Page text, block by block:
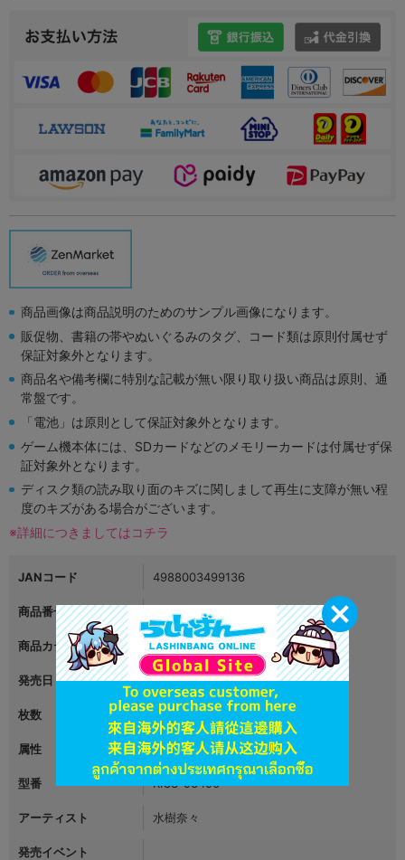
商品画像は商品説明のためのサンプル画像になります。
販促物、書籍の帯やぬいぐるみのタグ、コード類は原則付属せず
保証対象外となります。
商品名や備考欄に特別な記載が無い限り取り扱い商品は原則、通
常盤です。
「電池」は原則として保証対象外となります。
ゲーム機本体には、SDカードなどのメモリーカードは付属せず保
証対象外となります。
ディスク類の読み取り面のキズに関しまして再生に支障が無い程
度のキズがある場合がございます。
※詳細につきましてはコチラ
JANコード 4988003499136
商品番号 L02661880
商品カテゴリ 映像・音楽
発売日 2016年12月21日
枚数
属性 声優・歌手・音声合成
型番 KICS-93456
アーティスト 水樹奈々
発売イベント